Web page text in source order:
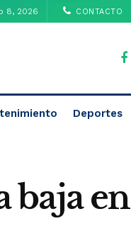
8, 2026 CONTACTO
Deportes
baja en